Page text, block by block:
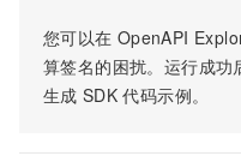
您可以在 OpenAPI
算签名的困扰。运行成
生成 SDK 代码示例。